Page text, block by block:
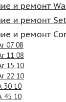
и ремонт
и ремонт
и ремонт
07 08
11 08
15 10
22 10
30 10
45 10